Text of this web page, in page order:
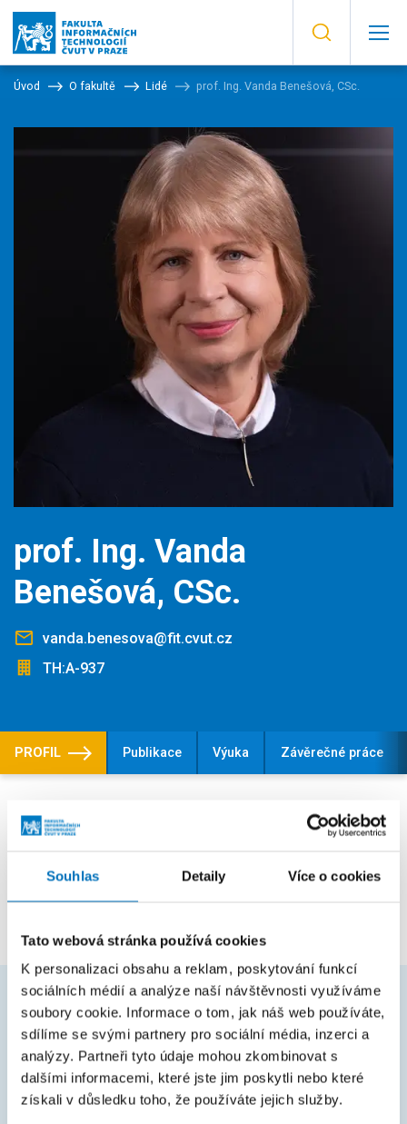
Souhlas Detaily Více o cookies
Tato webová stránka používá cookies
K personalizaci obsahu a reklam, poskytování funkcí
sociálních médií a analýze naší návštěvnosti využíváme
soubory cookie. Informace o tom, jak náš web používáte,
sdílíme se svými partnery pro sociální média, inzerci a
analýzy. Partneři tyto údaje mohou zkombinovat s
dalšími informacemi, které jste jim poskytli nebo které
získali v důsledku toho, že používáte jejich služby.
Úvod O fakultě Lidé prof. Ing. Vanda Benešová, CSc.
prof. Ing. Vanda
Benešová, CSc.
vanda.benesova@fit.cvut.cz
TH:A-937
PROFIL Publikace Výuka Závěrečné práce
Pozice
Katedra softwarového inženýrství
ČASTO HLEDÁTE
Harmonogram akademického roku
Studijní oddělení